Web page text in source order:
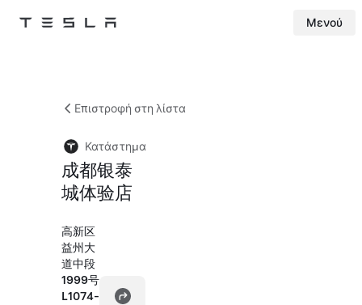
Tesla Μενού
Επιστροφή στη λίστα
Κατάστημα
成都银泰
城体验店
高新区
益州大
道中段
1999号
L1074-